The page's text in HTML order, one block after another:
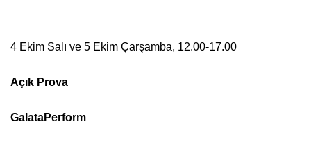
4 Ekim Salı ve 5 Ekim Çarşamba, 12.00-17.00
Açık Prova
GalataPerform